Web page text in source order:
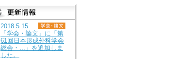
2018.5.15
「学会・論文」に「第
61回日本形成外科学会
総会・...」を追加しま
した。